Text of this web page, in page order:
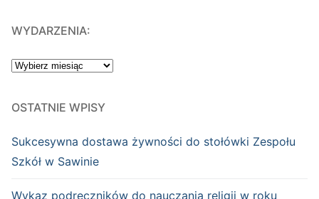
WYDARZENIA:
WYDARZENIA:
OSTATNIE WPISY
Sukcesywna dostawa żywności do stołówki Zespołu
Szkół w Sawinie
Wykaz podręczników do nauczania religii w roku